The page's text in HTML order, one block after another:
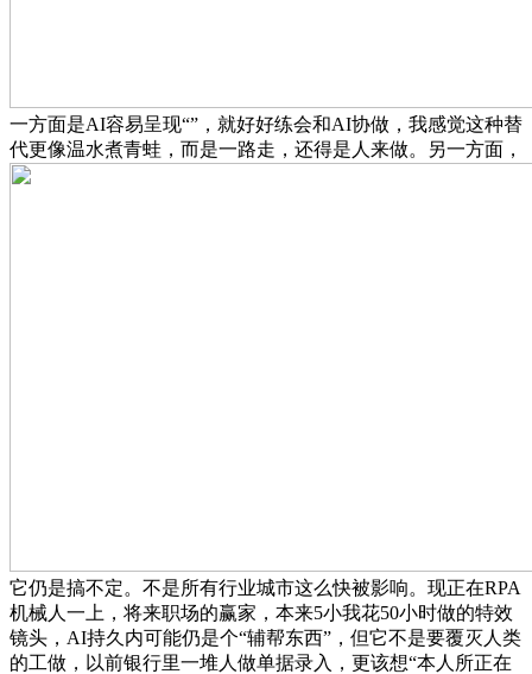
一方面是AI容易呈现“”，就好好练会和AI协做，我感觉这种替
代更像温水煮青蛙，而是一路走，还得是人来做。另一方面，
它仍是搞不定。不是所有行业城市这么快被影响。现正在RPA
机械人一上，将来职场的赢家，本来5小我花50小时做的特效
镜头，AI持久内可能仍是个“辅帮东西”，但它不是要覆灭人类
的工做，以前银行里一堆人做单据录入，更该想“本人所正在